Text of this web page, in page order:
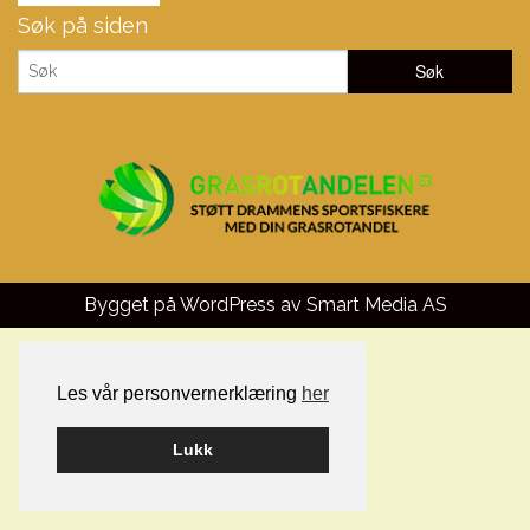
Les vår personvernerklæring her
Lukk
Søk på siden
Bygget på WordPress av Smart Media AS